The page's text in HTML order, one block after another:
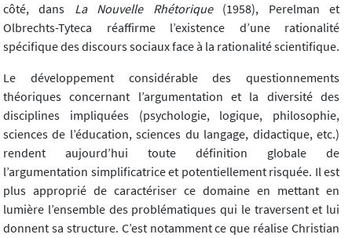
côté, dans La Nouvelle Rhétorique(1958), Perelman et
Olbrechts-Tyteca réaffirme l’existence d’une rationalité
spécifique des discours sociaux face à la rationalité scientifique.
Le développement considérable des questionnements
théoriques concernant l’argumentation et la diversité des
disciplines impliquées (psychologie, logique, philosophie,
sciences de l’éducation, sciences du langage, didactique, etc.)
rendent aujourd’hui toute définition globale de
l’argumentation simplificatrice et potentiellement risquée. Il est
plus approprié de caractériser ce domaine en mettant en
lumière l’ensemble des problématiques qui le traversent et lui
donnent sa structure. C’est notamment ce que réalise Christian